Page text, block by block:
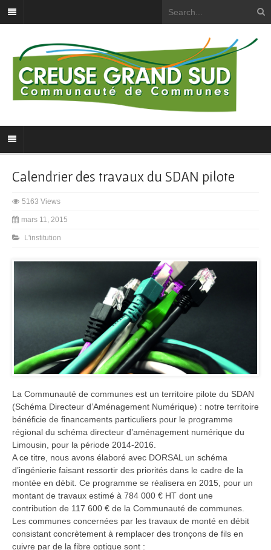
Calendrier des travaux du SDAN pilote
5163 Views
mars 11, 2015
L'institution
La Communauté de communes est un territoire pilote du SDAN
(Schéma Directeur d’Aménagement Numérique) : notre territoire
bénéficie de financements particuliers pour le programme
régional du schéma directeur d’aménagement numérique du
Limousin, pour la période 2014-2016.
A ce titre, nous avons élaboré avec DORSAL un schéma
d’ingénierie faisant ressortir des priorités dans le cadre de la
montée en débit. Ce programme se réalisera en 2015, pour un
montant de travaux estimé à 784 000 € HT dont une
contribution de 117 600 € de la Communauté de communes.
Les communes concernées par les travaux de monté en débit
consistant concrètement à remplacer des tronçons de fils en
cuivre par de la fibre optique sont :